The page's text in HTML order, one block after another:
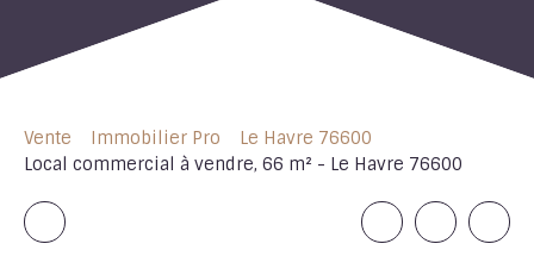
Vente Immobilier Pro
Le Havre 76600
Local commercial à vendre, 66 m² - Le Havre 76600